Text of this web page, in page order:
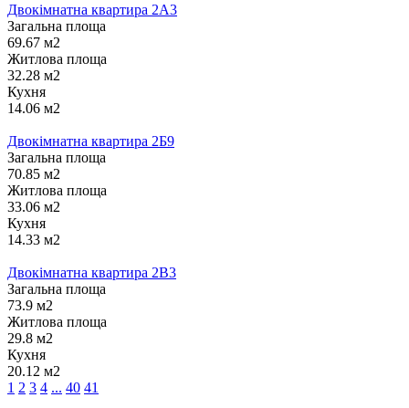
Двокімнатна квартира 2А3
Загальна площа
69.67 м2
Житлова площа
32.28 м2
Кухня
14.06 м2
Двокімнатна квартира 2Б9
Загальна площа
70.85 м2
Житлова площа
33.06 м2
Кухня
14.33 м2
Двокімнатна квартира 2В3
Загальна площа
73.9 м2
Житлова площа
29.8 м2
Кухня
20.12 м2
1 2 3 4 ... 40 41